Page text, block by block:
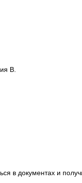
В.
в документах и